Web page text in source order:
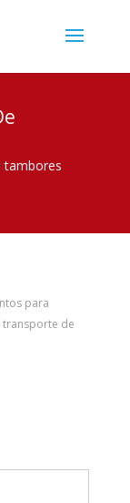
tambores
para
transporte de